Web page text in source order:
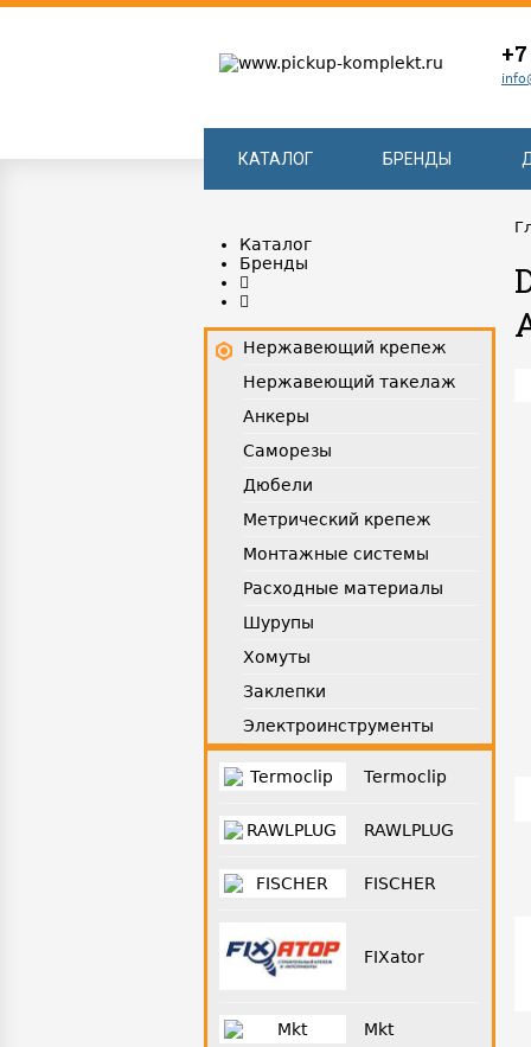
КАТАЛОГ БРЕНДЫ
Каталог
Бренды
Нержавеющий крепеж
Нержавеющий такелаж
Анкеры
Саморезы
Дюбели
Метрический крепеж
Монтажные системы
Расходные материалы
Шурупы
Хомуты
Заклепки
Электроинструменты
Termoclip
RAWLPLUG
FISCHER
FIXator
Mkt